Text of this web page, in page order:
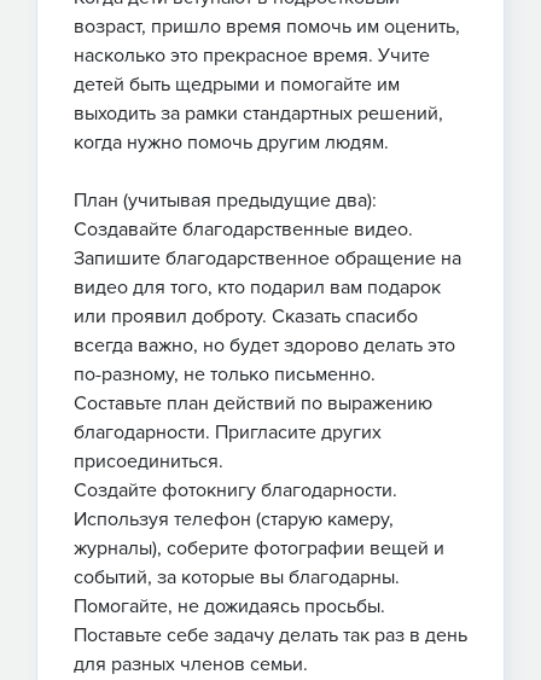
возраст, пришло время помочь им оценить,
насколько это прекрасное время. Учите
детей быть щедрыми и помогайте им
выходить за рамки стандартных решений,
когда нужно помочь другим людям.
План (учитывая предыдущие два):
Создавайте благодарственные видео.
Запишите благодарственное обращение на
видео для того, кто подарил вам подарок
или проявил доброту. Сказать спасибо
всегда важно, но будет здорово делать это
по-разному, не только письменно.
Составьте план действий по выражению
благодарности. Пригласите других
присоединиться.
Создайте фотокнигу благодарности.
Используя телефон (старую камеру,
журналы), соберите фотографии вещей и
событий, за которые вы благодарны.
Помогайте, не дожидаясь просьбы.
Поставьте себе задачу делать так раз в день
для разных членов семьи.